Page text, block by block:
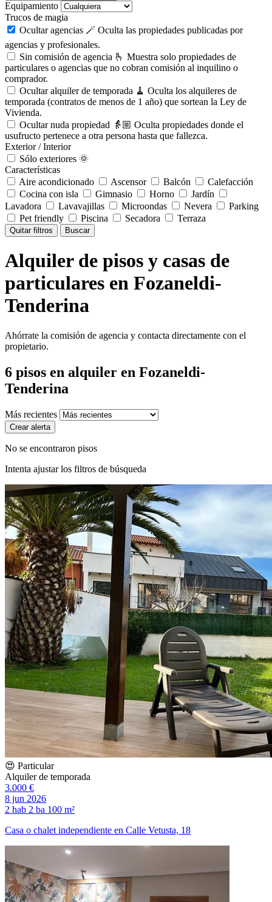
Equipamiento
Trucos de magia
Ocultar agencias 🪄 Oculta las propiedades publicadas por
agencias y profesionales.
Sin comisión de agencia 🫰 Muestra solo propiedades de
particulares o agencias que no cobran comisión al inquilino o
comprador.
Ocultar alquiler de temporada 🧹 Oculta los alquileres de
temporada (contratos de menos de 1 año) que sortean la Ley de
Vivienda.
Ocultar nuda propiedad 👵🏼 Oculta propiedades donde el
usufructo pertenece a otra persona hasta que fallezca.
Exterior / Interior
Sólo exteriores 🌞
Características
Aire acondicionado
Ascensor Balcón
Calefacción
Cocina con isla
Gimnasio Horno
Jardín
Lavadora
Lavavajillas Microondas Nevera
Parking
Pet friendly
Piscina Secadora Terraza
Quitar filtros Buscar
Alquiler de pisos y casas de
particulares en Fozaneldi-
Tenderina
Ahórrate la comisión de agencia y contacta directamente con el
propietario.
6 pisos en alquiler en Fozaneldi-
Tenderina
Más recientes
Crear alerta
No se encontraron pisos
Intenta ajustar los filtros de búsqueda
😍 Particular
Alquiler de temporada
3.000 €
8 jun 2026
2 hab 2 ba 100 m²
Casa o chalet independiente en Calle Vetusta, 18